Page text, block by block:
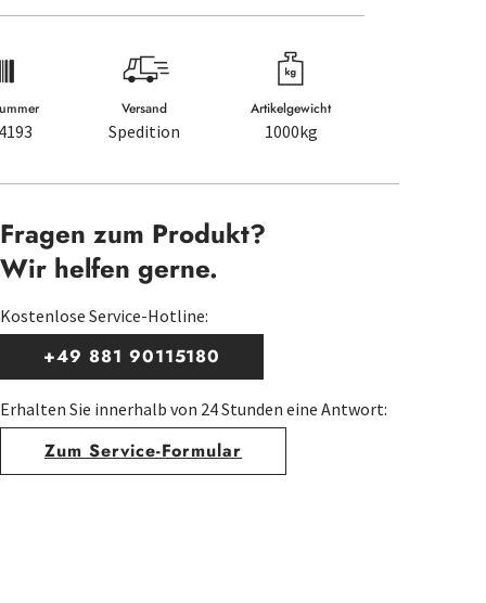
Versand
Spedition
Artikelgewicht
1000kg
Fragen zum Produkt?
Wir helfen gerne.
Kostenlose Service-Hotline:
+49 881 90115180
Erhalten Sie innerhalb von 24 Stunden eine Antwort:
Zum Service-Formular